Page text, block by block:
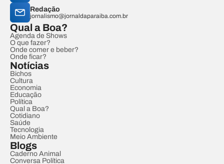
Redação
jornalismo@jornaldaparaiba.com.br
Qual a Boa?
Agenda de Shows
O que fazer?
Onde comer e beber?
Onde ficar?
Notícias
Bichos
Cultura
Economia
Educação
Política
Qual a Boa?
Cotidiano
Saúde
Tecnologia
Meio Ambiente
Blogs
Caderno Animal
Conversa Política